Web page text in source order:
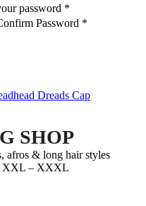
password *
Password *
SHOP
afros & long hair styles
XXL – XXXL